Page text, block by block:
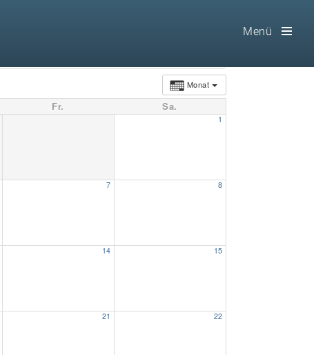
Menü
Monat
Fr. Sa.
1
7 8
14 15
21 22